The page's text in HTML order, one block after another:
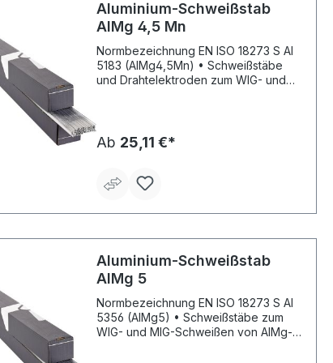
Aluminium-Schweißstab
AIMg 4,5 Mn
Normbezeichnung EN ISO 18273 S Al
5183 (AlMg4,5Mn) • Schweißstäbe
und Drahtelektroden zum WIG- und
Werkstückflanken gründlich reinigen •
Dicke Bleche auf 150 °C vorwärmen
Ab 25,11 €*
Aluminium-Schweißstab
AIMg 5
Normbezeichnung EN ISO 18273 S Al
5356 (AlMg5) • Schweißstäbe zum
WIG- und MIG-Schweißen von AIMg-